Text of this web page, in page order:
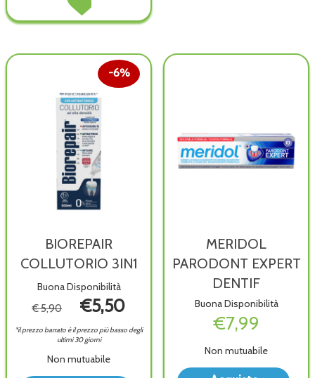
SET
MORB alla
wishlist
BIOREPAIR
COLLUTORIO 3IN1
Buona Disponibilità
6%
€ 5,90 €5,50
*il prezzo barrato è il prezzo più basso degli
ultimi 30 giorni
Non mutuabile
MERIDOL
PARODONT EXPERT
DENTIF
Buona Disponibilità
€7,99
Non mutuabile